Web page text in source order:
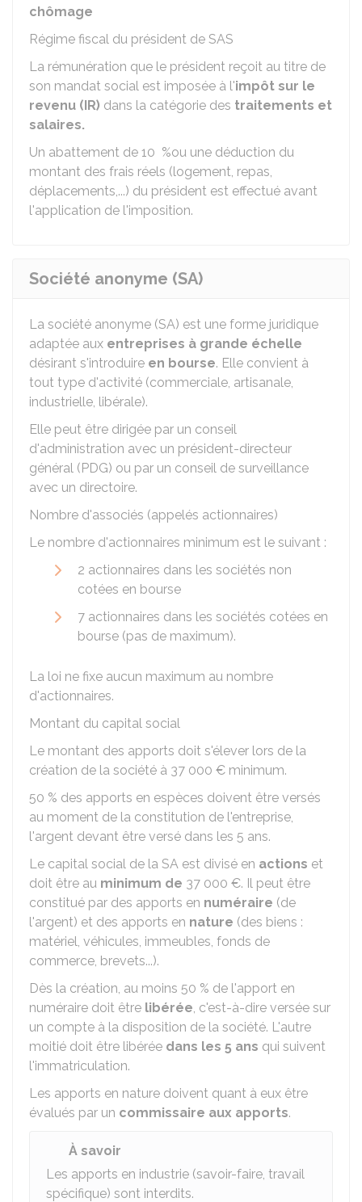
chômage
Régime fiscal du président de SAS
La rémunération que le président reçoit au titre de
son mandat social est imposée à l'impôt sur le
revenu (IR) dans la catégorie des traitements et
salaires.
Un abattement de 10 %ou une déduction du
montant des frais réels (logement, repas,
déplacements,...) du président est effectué avant
l'application de l'imposition.
Société anonyme (SA)
La société anonyme (SA) est une forme juridique
adaptée aux entreprises à grande échelle
désirant s'introduire en bourse. Elle convient à
tout type d'activité (commerciale, artisanale,
industrielle, libérale).
Elle peut être dirigée par un conseil
d'administration avec un président-directeur
général (PDG) ou par un conseil de surveillance
avec un directoire.
Nombre d'associés (appelés actionnaires)
Le nombre d'actionnaires minimum est le suivant :
2 actionnaires dans les sociétés non
cotées en bourse
7 actionnaires dans les sociétés cotées en
bourse (pas de maximum).
La loi ne fixe aucun maximum au nombre
d'actionnaires.
Montant du capital social
Le montant des apports doit s'élever lors de la
création de la société à 37 000 € minimum.
50 % des apports en espèces doivent être versés
au moment de la constitution de l'entreprise,
l'argent devant être versé dans les 5 ans.
Le capital social de la SA est divisé en actions et
doit être au minimum de 37 000 €. Il peut être
constitué par des apports en numéraire (de
l'argent) et des apports en nature (des biens :
matériel, véhicules, immeubles, fonds de
commerce, brevets...).
Dès la création, au moins 50 % de l'apport en
numéraire doit être libérée, c'est-à-dire versée sur
un compte à la disposition de la société. L'autre
moitié doit être libérée dans les 5 ans qui suivent
l'immatriculation.
Les apports en nature doivent quant à eux être
évalués par un commissaire aux apports.
À savoir
Les apports en industrie (savoir-faire, travail
spécifique) sont interdits.